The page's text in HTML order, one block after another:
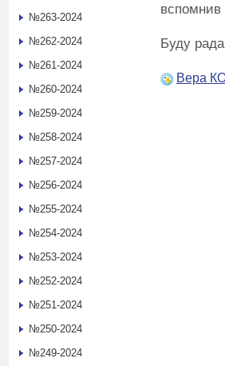
Буду
Вера
№263-2024
№262-2024
№261-2024
№260-2024
№259-2024
№258-2024
№257-2024
№256-2024
№255-2024
№254-2024
№253-2024
№252-2024
№251-2024
№250-2024
№249-2024